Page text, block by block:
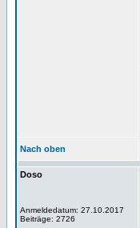
Nach oben
Doso
Anmeldedatum: 27.10.2017
Beiträge: 2726